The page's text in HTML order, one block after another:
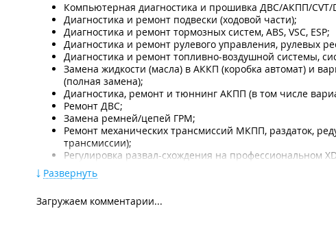
Компьютерная диагностика и прошивка ДВС/АКПП/CVT/
Диагностика и ремонт подвески (ходовой части);
Диагностика и ремонт тормозных систем, ABS, VSC, ESP;
Диагностика и ремонт рулевого управления, рулевых
Диагностика и ремонт топливно-воздушной системы,
Замена жидкости (масла) в АККП (коробка автомат) и
(полная замена);
Диагностика, ремонт и тюннинг АКПП (в том числе
Ремонт ДВС;
Замена ремней/цепей ГРМ;
Ремонт механических трансмиссий МКПП, раздаток,
трансмиссии);
Регулировка развал-схождения на профессиональном
Замена технических жидкостей во всех узлах и
Ремонт всех видов автоматических трансмиссий от
Развернуть
Загружаем комментарии...